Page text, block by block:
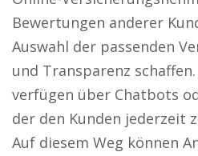
Bewertungen anderer
Auswahl der passenden
und Transparenz
verfügen über Chatbots
der den Kunden jederzeit
Auf diesem Weg können